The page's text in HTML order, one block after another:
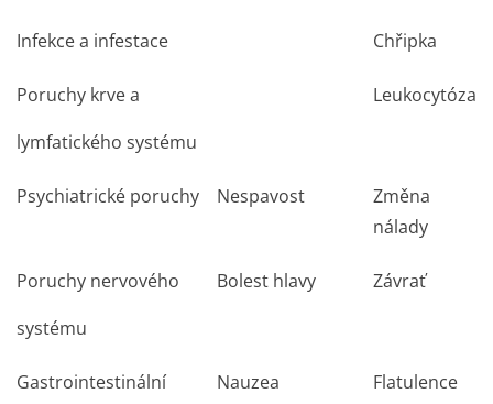
Infekce a infestace Chřipka
Poruchy krve a
lymfatického systému
Leukocytóza
Psychiatrické poruchy Nespavost
Změna
nálady
Poruchy nervového
systému
Bolest hlavy Závrať
Gastrointestinální
Nauzea Flatulence